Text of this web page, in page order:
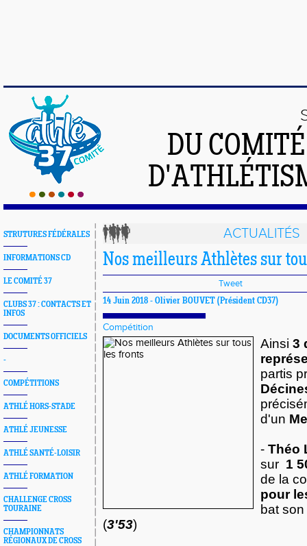
DU
STRUTURES FÉDÉRALES
INFORMATIONS CD
LE COMITÉ 37
CLUBS 37 : CONTACTS ET
INFOS
DOCUMENTS OFFICIELS
-
COMPÉTITIONS
ATHLÉ HORS-STADE
ATHLÉ JEUNESSE
ATHLÉ SANTÉ-LOISIR
ATHLÉ FORMATION
CHALLENGE CROSS
TOURAINE
CHAMPIONNATS
RÉGIONAUX DE CROSS
ACTUALITÉS
Nos meilleurs Athlètes sur
Tweet
14 Juin 2018 - Olivier BOUVET (Président CD37)
Compétition
Ainsi 3
partis
d'un
- Théo
sur 1
de la
pour
bat
(3'53)